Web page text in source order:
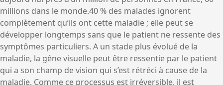
millions dans le monde.40 % des malades ignorent
complètement qu’ils ont cette maladie ; elle peut se
développer longtemps sans que le patient ne ressente des
symptômes particuliers. A un stade plus évolué de la
maladie, la gêne visuelle peut être ressentie par le patient
qui a son champ de vision qui s’est rétréci à cause de la
maladie. Comme ce processus est irréversible, il est